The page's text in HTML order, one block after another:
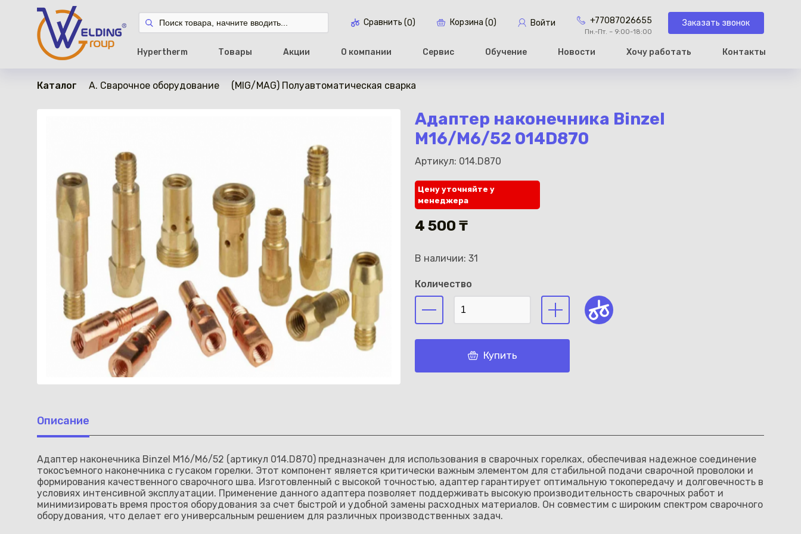
Сравнить (0) Корзина (0) Войти +77087026655
Пн.-Пт. – 9:00-18:00
Заказать звонок
Hypertherm Товары Акции О компании Сервис Обучение Новости Хочу работать Контакты
Каталог A. Сварочное оборудование (MIG/MAG) Полуавтоматическая сварка
Адаптер наконечника Binzel
М16/M6/52 014D870
Артикул: 014.D870
в наличии
Цену уточняйте у
менеджера
4 500 ₸
В наличии: 31
Количество
Купить
Описание
Адаптер наконечника Binzel М16/M6/52 (артикул 014.D870) предназначен для использования в сварочных горелках, обеспечивая надежное соединение
токосъемного наконечника с гусаком горелки. Этот компонент является критически важным элементом для стабильной подачи сварочной проволоки и
формирования качественного сварочного шва. Изготовленный с высокой точностью, адаптер гарантирует оптимальную токопередачу и долговечность в
условиях интенсивной эксплуатации. Применение данного адаптера позволяет поддерживать высокую производительность сварочных работ и
минимизировать время простоя оборудования за счет быстрой и удобной замены расходных материалов. Он совместим с широким спектром сварочного
оборудования, что делает его универсальным решением для различных производственных задач.